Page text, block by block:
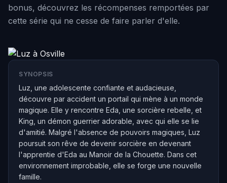
bonus, découvrez les récompenses remportées par
cette série qui ne cesse de faire parler d'elle.
SYNOPSIS
Luz, une adolescente confiante et audacieuse,
découvre par accident un portail qui mène à un monde
magique. Elle y rencontre Eda, une sorcière rebelle, et
King, un démon guerrier adorable, avec qui elle se lie
d'amitié. Malgré l'absence de pouvoirs magiques, Luz
poursuit son rêve de devenir sorcière en devenant
l'apprentie d'Eda au Manoir de la Chouette. Dans cet
environnement improbable, elle se forge une nouvelle
famille.